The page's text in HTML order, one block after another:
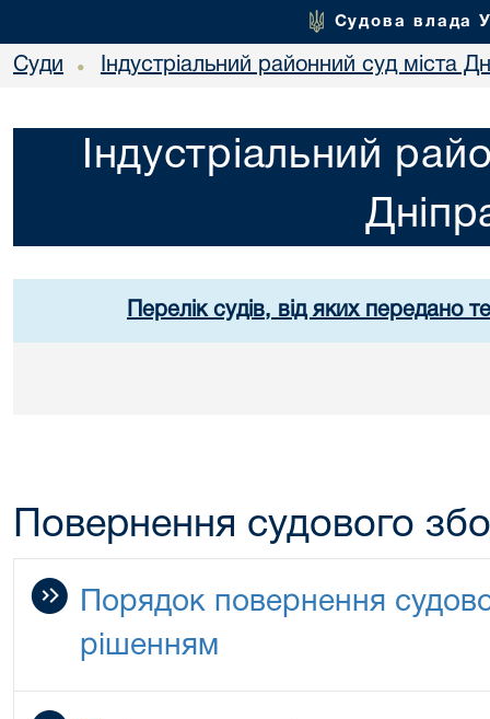
Судова влада
Суди • Індустріальний районний суд міста
Індустріальний
Перелік судів, від яких передано
Повернення судового
Порядок повернення
рішенням